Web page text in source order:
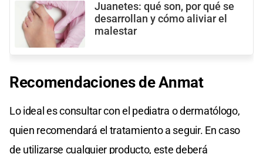
Juanetes: qué son, por qué se
desarrollan y cómo aliviar el
malestar
Recomendaciones de Anmat
Lo ideal es consultar con el pediatra o dermatólogo,
quien recomendará el tratamiento a seguir. En caso
de utilizarse cualquier producto, este deberá